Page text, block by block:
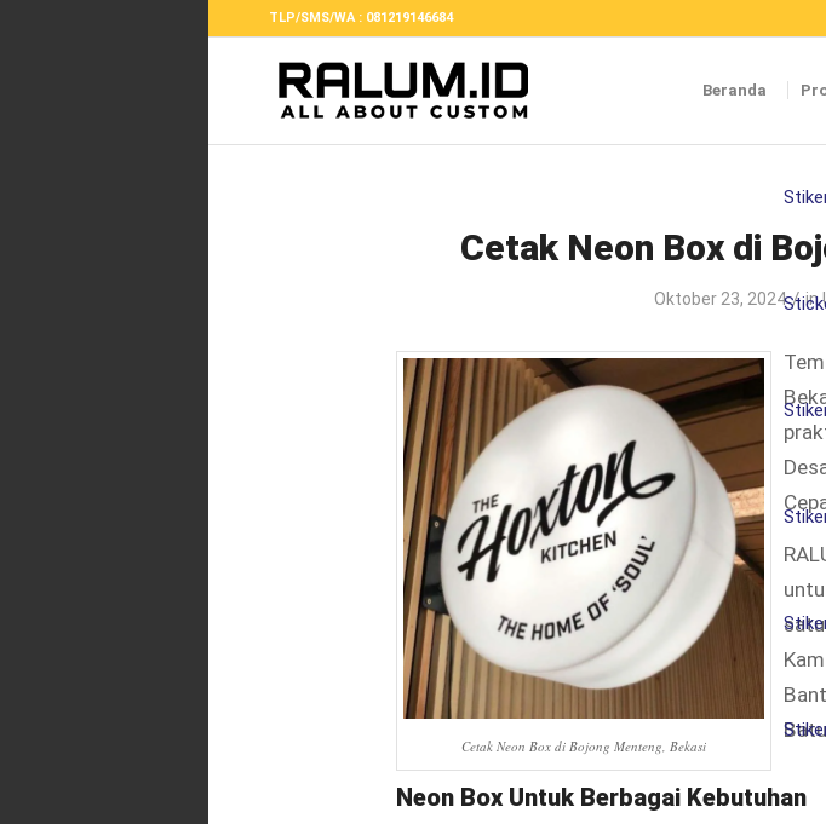
TLP/SMS/WA : 081219146684
Beranda
Cetak Neon Box di
Oktober 23, 2024 / in
Cetak Neon Box di Bojong Menteng, Bekasi
Neon Box Untuk Berbagai Kebutuhan